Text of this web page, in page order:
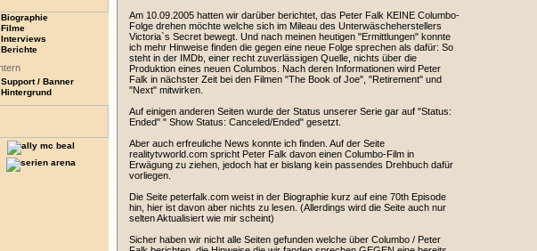
Biographie
Filme
Interviews
Berichte
Support / Banner
Hintergrund
Am 10.09.2005 hatten wir darüber berichtet, das Peter Falk KEINE Columbo-
Folge drehen möchte welche sich im Mileau des Unterwäscheherstellers
Victoria`s Secret bewegt. Und nach meinen heutigen "Ermittlungen" konnte
ich mehr Hinweise finden die gegen eine neue Folge sprechen als dafür: So
steht in der IMDb, einer recht zuverlässigen Quelle, nichts über die
Produktion eines neuen Columbos. Nach deren Informationen wird Peter
Falk in nächster Zeit bei den Filmen "The Book of Joe", "Retirement" und
"Next" mitwirken.
Auf einigen anderen Seiten wurde der Status unserer Serie gar auf "Status:
Ended" " Show Status: Canceled/Ended" gesetzt.
Aber auch erfreuliche News konnte ich finden. Auf der Seite
realitytvworld.com spricht Peter Falk davon einen Columbo-Film in
Erwägung zu ziehen, jedoch hat er bislang kein passendes Drehbuch dafür
vorliegen.
Die Seite peterfalk.com weist in der Biographie kurz auf eine 70th Episode
hin, hier ist davon aber nichts zu lesen. (Allerdings wird die Seite auch nur
selten Aktualisiert wie mir scheint)
Sicher haben wir nicht alle Seiten gefunden welche über Columbo / Peter